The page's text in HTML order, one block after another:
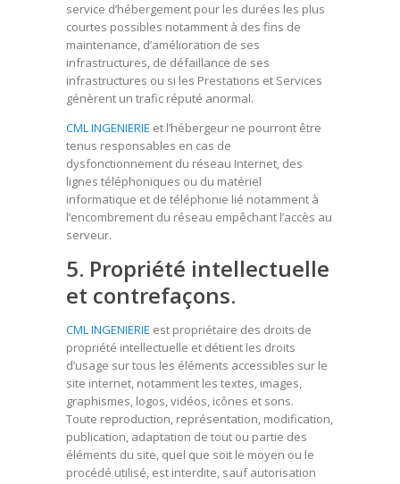
service d’hébergement pour les durées les plus
courtes possibles notamment à des fins de
maintenance, d’amélioration de ses
infrastructures, de défaillance de ses
infrastructures ou si les Prestations et Services
génèrent un trafic réputé anormal.
CML INGENIERIE et l’hébergeur ne pourront être
tenus responsables en cas de
dysfonctionnement du réseau Internet, des
lignes téléphoniques ou du matériel
informatique et de téléphonie lié notamment à
l’encombrement du réseau empêchant l’accès au
serveur.
5. Propriété intellectuelle
et contrefaçons.
CML INGENIERIE est propriétaire des droits de
propriété intellectuelle et détient les droits
d’usage sur tous les éléments accessibles sur le
site internet, notamment les textes, images,
graphismes, logos, vidéos, icônes et sons.
Toute reproduction, représentation, modification,
publication, adaptation de tout ou partie des
éléments du site, quel que soit le moyen ou le
procédé utilisé, est interdite, sauf autorisation